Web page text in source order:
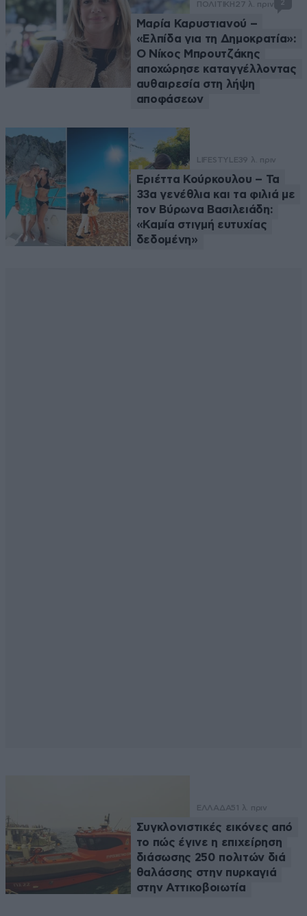
ΠΟΛΙΤΙΚΗ27 λ. πριν 2
Μαρία Καρυστιανού –
«Ελπίδα για τη Δημοκρατία»:
Ο Νίκος Μπρουτζάκης
αποχώρησε καταγγέλλοντας
αυθαιρεσία στη λήψη
αποφάσεων
LIFESTYLE39 λ. πριν
Εριέττα Κούρκουλου – Τα
33α γενέθλια και τα φιλιά με
τον Βύρωνα Βασιλειάδη:
«Καμία στιγμή ευτυχίας
δεδομένη»
ΕΛΛΑΔΑ51 λ. πριν
Συγκλονιστικές εικόνες από
το πώς έγινε η επιχείρηση
διάσωσης 250 πολιτών διά
θαλάσσης στην πυρκαγιά
στην Αττικοβοιωτία